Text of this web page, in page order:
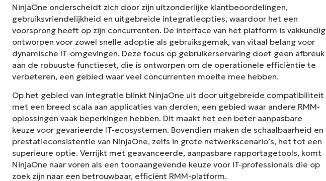
NinjaOne onderscheidt zich door zijn uitzonderlijke klantbeoordelingen,
gebruiksvriendelijkheid en uitgebreide integratieopties, waardoor het een
voorsprong heeft op zijn concurrenten. De interface van het platform is vakkundig
ontworpen voor zowel snelle adoptie als gebruiksgemak, van vitaal belang voor
dynamische IT-omgevingen. Deze focus op gebruikerservaring doet geen afbreuk
aan de robuuste functieset, die is ontworpen om de operationele efficiëntie te
verbeteren, een gebied waar veel concurrenten moeite mee hebben.
Op het gebied van integratie blinkt NinjaOne uit door uitgebreide compatibiliteit
met een breed scala aan applicaties van derden, een gebied waar andere RMM-
oplossingen vaak beperkingen hebben. Dit maakt het een beter aanpasbare
keuze voor gevarieerde IT-ecosystemen. Bovendien maken de schaalbaarheid en
prestatieconsistentie van NinjaOne, zelfs in grote netwerkscenario’s, het tot een
superieure optie. Verrijkt met geavanceerde, aanpasbare rapportagetools, komt
NinjaOne naar voren als een toonaangevende keuze voor IT-professionals die op
zoek zijn naar een betrouwbaar, efficiënt RMM-platform.
"NinjaOne is ongelofelijk gebruiksvriendelijk en combineert een vloeiende
interface met krachtige back-end functies. Er is geen ingewikkelde
installatie of moeilijk te beheren interface. Alle opties en hulpmiddelen zijn
duidelijk gelabeld, gemakkelijk te begrijpen en de interface is... gemakkelijk
te navigeren."
Ryan Reiffenberger
Reiffenberger.NET Technologie Oplossingen